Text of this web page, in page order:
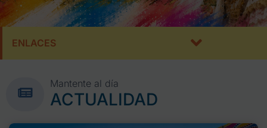
ENLACES
Mantente al día
ACTUALIDAD